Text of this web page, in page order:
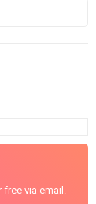
via email.